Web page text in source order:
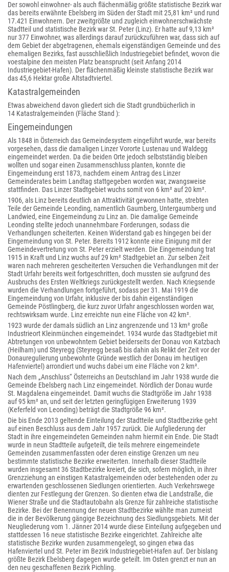
Der sowohl einwohner- als auch flächenmäßig größte statistische Bezirk war
das bereits erwähnte Ebelsberg im Süden der Stadt mit 25,81 km² und rund
17.421 Einwohnern. Der zweitgrößte und zugleich einwohnerschwächste
Stadtteil und statistische Bezirk war St. Peter (Linz). Er hatte auf 9,13 km²
nur 377 Einwohner, was allerdings darauf zurückzuführen war, dass sich auf
dem Gebiet der abgetragenen, ehemals eigenständigen Gemeinde und des
ehemaligen Bezirks, fast ausschließlich Industriegebiet befindet, wovon die
voestalpine den meisten Platz beansprucht (seit Anfang 2014
Industriegebiet-Hafen). Der flächenmäßig kleinste statistische Bezirk war
das 45,6 Hektar große Altstadtviertel.
Katastralgemeinden
Etwas abweichend davon gliedert sich die Stadt grundbücherlich in
14 Katastralgemeinden (Fläche Stand ):
Eingemeindungen
Als 1848 in Österreich das Gemeindesystem eingeführt wurde, war bereits
vorgesehen, dass die damaligen Linzer Vororte Lustenau und Waldegg
eingemeindet werden. Da die beiden Orte jedoch selbstständig bleiben
wollten und sogar einen Zusammenschluss planten, konnte die
Eingemeindung erst 1873, nachdem einem Antrag des Linzer
Gemeinderates beim Landtag stattgegeben worden war, zwangsweise
stattfinden. Das Linzer Stadtgebiet wuchs somit von 6 km² auf 20 km².
1906, als Linz bereits deutlich an Attraktivität gewonnen hatte, strebten
Teile der Gemeinde Leonding, namentlich Gaumberg, Untergaumberg und
Landwied, eine Eingemeindung zu Linz an. Die damalige Gemeinde
Leonding stellte jedoch unannehmbare Forderungen, sodass die
Verhandlungen scheiterten. Keinen Widerstand gab es hingegen bei der
Eingemeindung von St. Peter. Bereits 1912 konnte eine Einigung mit der
Gemeindevertretung von St. Peter erzielt werden. Die Eingemeindung trat
1915 in Kraft und Linz wuchs auf 29 km² Stadtgebiet an. Zur selben Zeit
waren nach mehreren gescheiterten Versuchen die Verhandlungen mit der
Stadt Urfahr bereits weit fortgeschritten, doch mussten sie aufgrund des
Ausbruchs des Ersten Weltkriegs zurückgestellt werden. Nach Kriegsende
wurden die Verhandlungen fortgeführt, sodass per 31. Mai 1919 die
Eingemeindung von Urfahr, inklusive der bis dahin eigenständigen
Gemeinde Pöstlingberg, die kurz zuvor Urfahr angeschlossen worden war,
rechtswirksam wurde. Linz erreichte nun eine Fläche von 42 km².
1923 wurde der damals südlich an Linz angrenzende und 13 km² große
Industrieort Kleinmünchen eingemeindet. 1934 wurde das Stadtgebiet mit
Abtretungen von unbewohntem Gebiet beiderseits der Donau von Katzbach
(Heilham) und Steyregg (Steyregg besaß bis dahin als Relikt der Zeit vor der
Donauregulierung unbewohnte Gründe westlich der Donau im heutigen
Hafenviertel) arrondiert und wuchs dabei um eine Fläche von 2 km².
Nach dem „Anschluss“ Österreichs an Deutschland im Jahr 1938 wurde die
Gemeinde Ebelsberg nach Linz eingemeindet. Nördlich der Donau wurde
St. Magdalena eingemeindet. Damit wuchs die Stadtgröße im Jahr 1938
auf 95 km² an, und seit der letzten geringfügigen Erweiterung 1939
(Keferfeld von Leonding) beträgt die Stadtgröße 96 km².
Die bis Ende 2013 geltende Einteilung der Stadtteile und Stadtbezirke geht
auf einen Beschluss aus dem Jahr 1957 zurück. Die Aufgliederung der
Stadt in ihre eingemeindeten Gemeinden nahm hiermit ein Ende. Die Stadt
wurde in neun Stadtteile aufgeteilt, die teils mehrere eingemeindete
Gemeinden zusammenfassten oder deren einstige Grenzen um neu
bestimmte statistische Bezirke erweiterten. Innerhalb dieser Stadtteile
wurden insgesamt 36 Stadtbezirke kreiert, die sich, sofern möglich, in ihrer
Grenzziehung an einstigen Katastralgemeinden oder bestehenden oder zu
erwartenden geschlossenen Siedlungen orientierten. Auch Verkehrswege
dienten zur Festlegung der Grenzen. So dienten etwa die Landstraße, die
Wiener Straße und die Stadtautobahn als Grenze für zahlreiche statistische
Bezirke. Bei der Benennung der neuen Stadtbezirke wählte man zumeist
die in der Bevölkerung gängige Bezeichnung des Siedlungsgebiets. Mit der
Neugliederung vom 1. Jänner 2014 wurde diese Einteilung aufgegeben und
stattdessen 16 neue statistische Bezirke eingerichtet. Zahlreiche alte
statistische Bezirke wurden zusammengelegt, so gingen etwa das
Hafenviertel und St. Peter im Bezirk Industriegebiet-Hafen auf. Der bislang
größte Bezirk Ebelsberg dagegen wurde geteilt. Im Osten grenzt er nun an
den neu geschaffenen Bezirk Pichling.